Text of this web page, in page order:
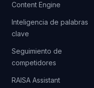
Content Engine
Inteligencia de palabras
clave
Seguimiento de
competidores
RAISA Assistant